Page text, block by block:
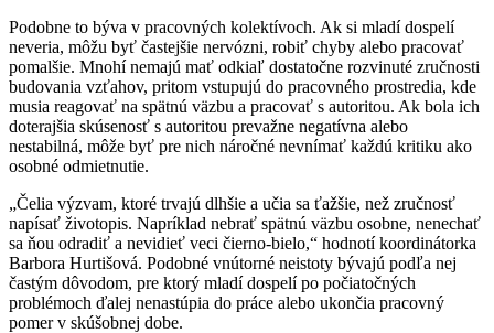
Podobne to býva v pracovných kolektívoch. Ak si mladí dospelí
neveria, môžu byť častejšie nervózni, robiť chyby alebo pracovať
pomalšie. Mnohí nemajú mať odkiaľ dostatočne rozvinuté zručnosti
budovania vzťahov, pritom vstupujú do pracovného prostredia, kde
musia reagovať na spätnú väzbu a pracovať s autoritou. Ak bola ich
doterajšia skúsenosť s autoritou prevažne negatívna alebo
nestabilná, môže byť pre nich náročné nevnímať každú kritiku ako
osobné odmietnutie.
„Čelia výzvam, ktoré trvajú dlhšie a učia sa ťažšie, než zručnosť
napísať životopis. Napríklad nebrať spätnú väzbu osobne, nenechať
sa ňou odradiť a nevidieť veci čierno-bielo,“ hodnotí koordinátorka
Barbora Hurtišová. Podobné vnútorné neistoty bývajú podľa nej
častým dôvodom, pre ktorý mladí dospelí po počiatočných
problémoch ďalej nenastúpia do práce alebo ukončia pracovný
pomer v skúšobnej dobe.